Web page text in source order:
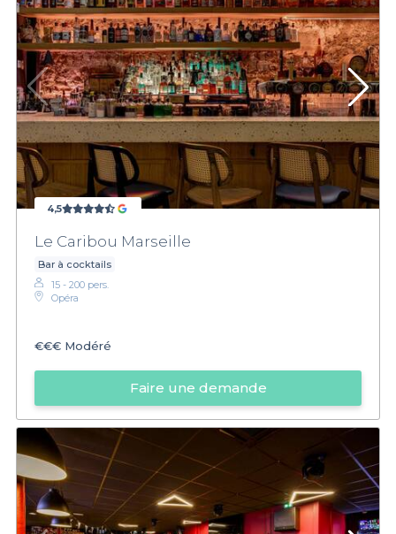
4,5
Le Caribou Marseille
Bar à cocktails
15 - 200 pers.
Opéra
€€€ Modéré
Faire une demande